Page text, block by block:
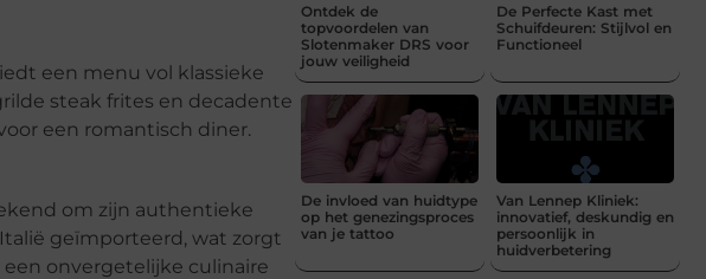
een menu vol klassieke
steak frites en decadente
een romantisch diner.
om zijn authentieke
geïmporteerd, wat zorgt
onvergetelijke culinaire
Ontdek de
topvoordelen van
Slotenmaker DRS voor
jouw veiligheid
De Perfecte Kast met
Schuifdeuren: Stijlvol en
Functioneel
De invloed van huidtype
op het genezingsproces
van je tattoo
Van Lennep Kliniek:
innovatief, deskundig en
persoonlijk in
huidverbetering